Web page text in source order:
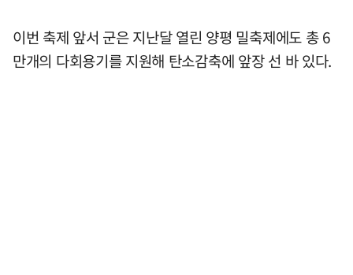
이번 축제 앞서 군은 지난달 열린 양평 밀축제에도 총 6
만개의 다회용기를 지원해 탄소감축에 앞장 선 바 있다.